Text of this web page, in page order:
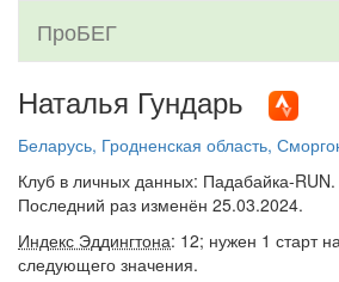
ПроБЕГ
Наталья Гундарь
Беларусь, Гродненская область,
Клуб в личных данных: Падабайка-RUN.
Последний раз изменён 25.03.2024.
Индекс Эддингтона: 12; нужен 1 старт
следующего значения.